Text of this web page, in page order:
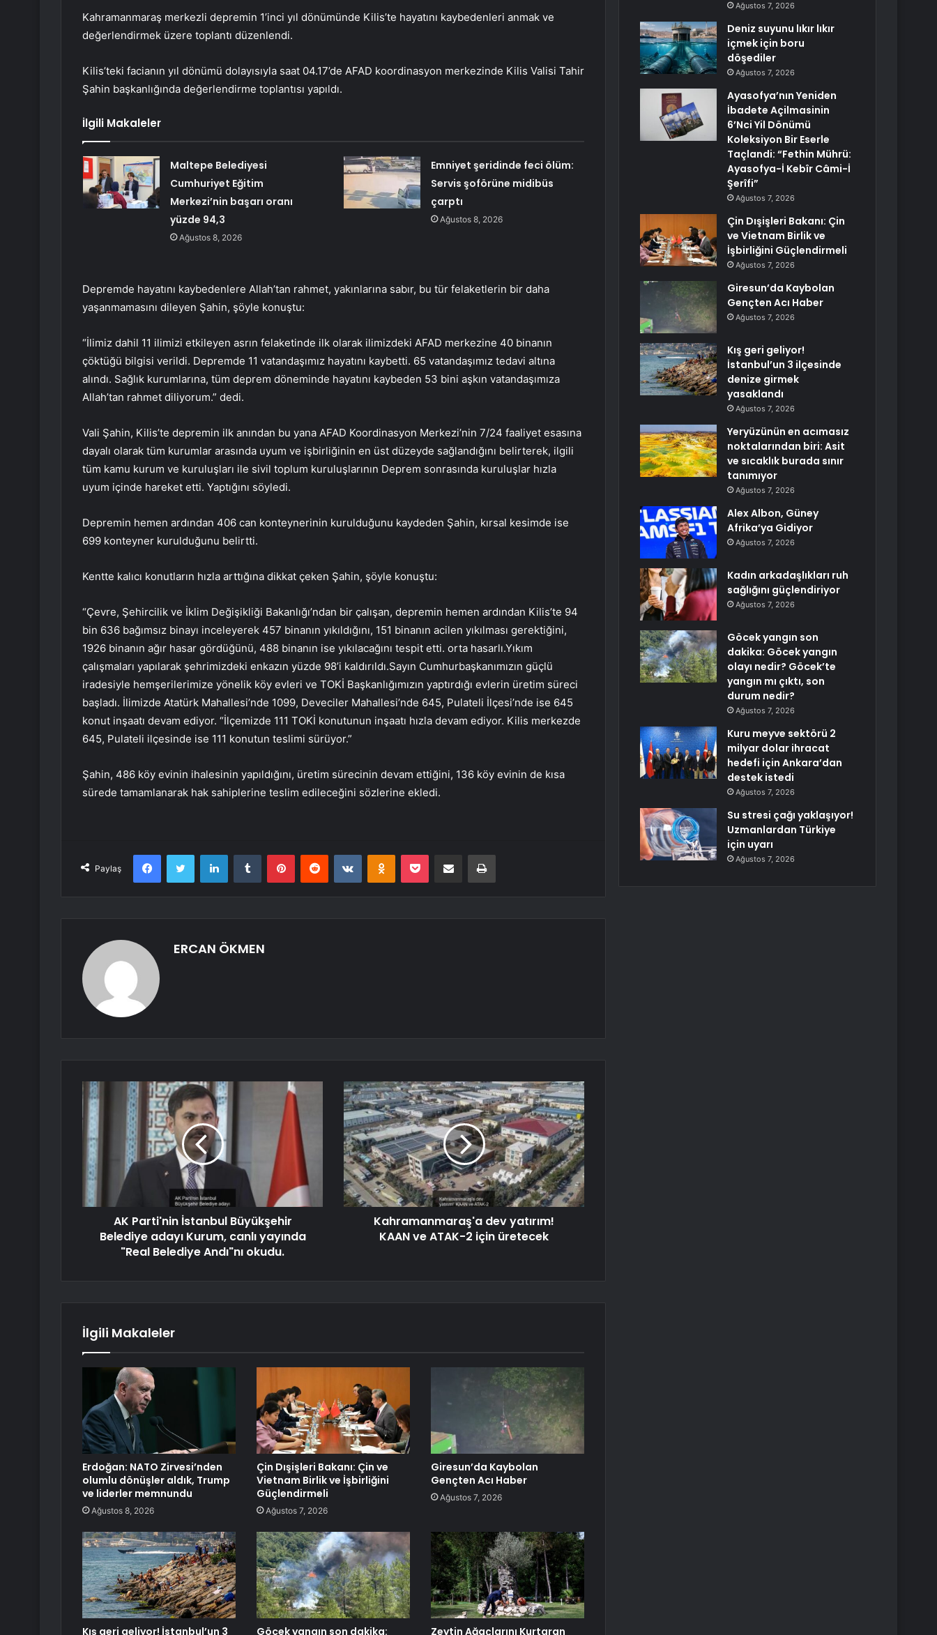
Kahramanmaraş merkezli depremin 1’inci yıl dönümünde Kilis’te hayatını kaybedenleri anmak ve
değerlendirmek üzere toplantı düzenlendi.
Kilis’teki facianın yıl dönümü dolayısıyla saat 04.17’de AFAD koordinasyon merkezinde Kilis Valisi Tahir
Şahin başkanlığında değerlendirme toplantısı yapıldı.
İlgili Makaleler
Maltepe Belediyesi
Cumhuriyet Eğitim
Merkezi’nin başarı oranı
yüzde 94,3
Ağustos 8, 2026
Emniyet şeridinde feci ölüm:
Servis şoförüne midibüs
çarptı
Ağustos 8, 2026
Depremde hayatını kaybedenlere Allah’tan rahmet, yakınlarına sabır, bu tür felaketlerin bir daha
yaşanmamasını dileyen Şahin, şöyle konuştu:
“İlimiz dahil 11 ilimizi etkileyen asrın felaketinde ilk olarak ilimizdeki AFAD merkezine 40 binanın
çöktüğü bilgisi verildi. Depremde 11 vatandaşımız hayatını kaybetti. 65 vatandaşımız tedavi altına
alındı. Sağlık kurumlarına, tüm deprem döneminde hayatını kaybeden 53 bini aşkın vatandaşımıza
Allah’tan rahmet diliyorum.” dedi.
Vali Şahin, Kilis’te depremin ilk anından bu yana AFAD Koordinasyon Merkezi’nin 7/24 faaliyet esasına
dayalı olarak tüm kurumlar arasında uyum ve işbirliğinin en üst düzeyde sağlandığını belirterek, ilgili
tüm kamu kurum ve kuruluşları ile sivil toplum kuruluşlarının Deprem sonrasında kuruluşlar hızla
uyum içinde hareket etti. Yaptığını söyledi.
Depremin hemen ardından 406 can konteynerinin kurulduğunu kaydeden Şahin, kırsal kesimde ise
699 konteyner kurulduğunu belirtti.
Kentte kalıcı konutların hızla arttığına dikkat çeken Şahin, şöyle konuştu:
“Çevre, Şehircilik ve İklim Değişikliği Bakanlığı’ndan bir çalışan, depremin hemen ardından Kilis’te 94
bin 636 bağımsız binayı inceleyerek 457 binanın yıkıldığını, 151 binanın acilen yıkılması gerektiğini,
1926 binanın ağır hasar gördüğünü, 488 binanın ise yıkılacağını tespit etti. orta hasarlı.Yıkım
çalışmaları yapılarak şehrimizdeki enkazın yüzde 98’i kaldırıldı.Sayın Cumhurbaşkanımızın güçlü
iradesiyle hemşerilerimize yönelik köy evleri ve TOKİ Başkanlığımızın yaptırdığı evlerin üretim süreci
başladı. İlimizde Atatürk Mahallesi’nde 1099, Deveciler Mahallesi’nde 645, Pulateli İlçesi’nde ise 645
konut inşaatı devam ediyor. “İlçemizde 111 TOKİ konutunun inşaatı hızla devam ediyor. Kilis merkezde
645, Pulateli ilçesinde ise 111 konutun teslimi sürüyor.”
Şahin, 486 köy evinin ihalesinin yapıldığını, üretim sürecinin devam ettiğini, 136 köy evinin de kısa
sürede tamamlanarak hak sahiplerine teslim edileceğini sözlerine ekledi.
Paylaş
FacebookTwitter LinkedInTumblr PinterestReddit VKontakteOdnoklassniki
Pocket E-Posta ile paylaş Yazdır
ERCAN ÖKMEN
AK Parti'nin İstanbul Büyükşehir
Belediye adayı Kurum, canlı yayında
"Real Belediye Andı"nı okudu.
Kahramanmaraş'a dev yatırım!
KAAN ve ATAK-2 için üretecek
İlgili Makaleler
Erdoğan: NATO Zirvesi’nden
olumlu dönüşler aldık, Trump
ve liderler memnundu
Ağustos 8, 2026
Çin Dışişleri Bakanı: Çin ve
Vietnam Birlik ve İşbirliğini
Güçlendirmeli
Ağustos 7, 2026
Giresun’da Kaybolan
Gençten Acı Haber
Ağustos 7, 2026
Kış geri geliyor! İstanbul’un 3 Göcek yangın son dakika: Zeytin Ağaçlarını Kurtaran
Ağustos 7, 2026
Deniz suyunu lıkır lıkır
içmek için boru
döşediler
Ağustos 7, 2026
Ayasofya’nın Yeniden
İbadete Açilmasinin
6’Nci Yil Dönümü
Koleksiyon Bir Eserle
Taçlandi: “Fethin Mührü:
Ayasofya-İ Kebîr Câmi-İ
Şerîfi”
Ağustos 7, 2026
Çin Dışişleri Bakanı: Çin
ve Vietnam Birlik ve
İşbirliğini Güçlendirmeli
Ağustos 7, 2026
Giresun’da Kaybolan
Gençten Acı Haber
Ağustos 7, 2026
Kış geri geliyor!
İstanbul’un 3 ilçesinde
denize girmek
yasaklandı
Ağustos 7, 2026
Yeryüzünün en acımasız
noktalarından biri: Asit
ve sıcaklık burada sınır
tanımıyor
Ağustos 7, 2026
Alex Albon, Güney
Afrika’ya Gidiyor
Ağustos 7, 2026
Kadın arkadaşlıkları ruh
sağlığını güçlendiriyor
Ağustos 7, 2026
Göcek yangın son
dakika: Göcek yangın
olayı nedir? Göcek’te
yangın mı çıktı, son
durum nedir?
Ağustos 7, 2026
Kuru meyve sektörü 2
milyar dolar ihracat
hedefi için Ankara’dan
destek istedi
Ağustos 7, 2026
Su stresi çağı yaklaşıyor!
Uzmanlardan Türkiye
için uyarı
Ağustos 7, 2026